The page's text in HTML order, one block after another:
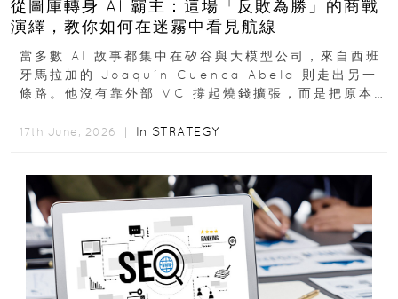
從圖庫轉身 AI 霸主：這場「反敗為勝」的商戰
演繹，教你如何在迷霧中看見航線
當多數 AI 故事都集中在矽谷與大模型公司，來自西班
牙馬拉加的 Joaquín Cuenca Abela 則走出另一
條路。他沒有靠外部 VC 撐起燒錢擴張，而是把原本
17th June, 2026 ｜ In STRATEGY